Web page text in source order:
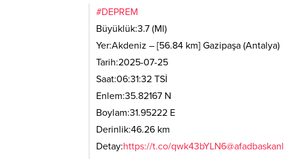
#DEPREM
Büyüklük:3.7 (Ml)
Yer:Akdeniz – [56.84 km] Gazipaşa (Antalya)
Tarih:2025-07-25
Saat:06:31:32 TSİ
Enlem:35.82167 N
Boylam:31.95222 E
Derinlik:46.26 km
Detay:https://t.co/qwk43bYLN6